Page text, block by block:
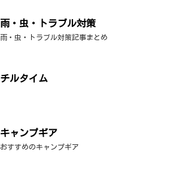
雨・虫・トラブル対策
雨・虫・トラブル対策記事まとめ
チルタイム
キャンプギア
おすすめのキャンプギア